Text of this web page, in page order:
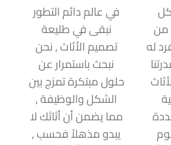
من
له
في عالم دائم التطور
نبقى في طليعة
تصميم الأثاث , نحن
نبحث باستمرار عن
حلول مبتكرة تمزج بين
الشكل والوظيفة ,
مما يضمن أن أثاثك لا
يبدو مذهلاُ فحسب ,